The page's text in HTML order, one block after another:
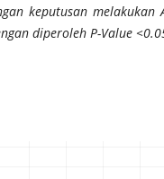
keputusan melakukan
diperoleh P-Value